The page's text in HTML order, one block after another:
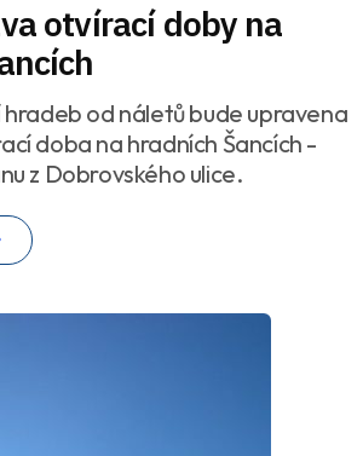
otvírací doby na
hradeb od náletů bude upravena
doba na hradních Šancích -
z Dobrovského ulice.